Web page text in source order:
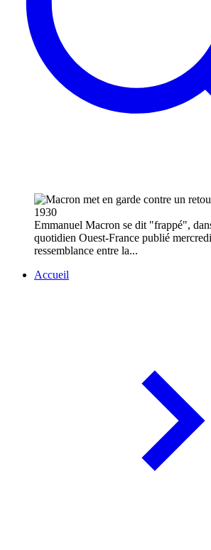
Emmanuel Macron se dit "frappé",
quotidien Ouest-France publié
ressemblance entre la...
Accueil